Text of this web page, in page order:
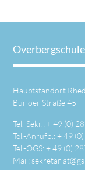
Hauptstandort
Burloer Straße 45
Tel.-Sekr.: +49 (0)
Tel.-Anrufb.: +49
Tel.-OGS: +49 (0)
Mail: